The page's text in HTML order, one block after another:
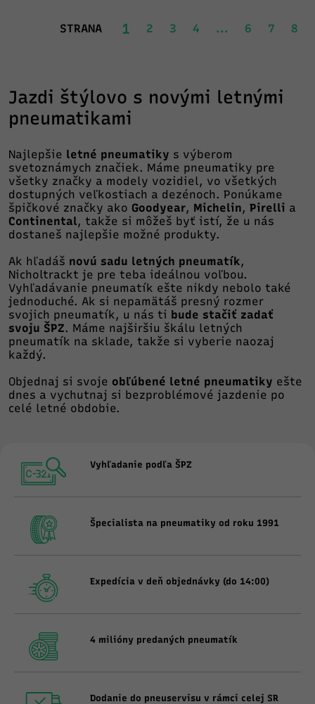
STRANA 1 2 3 4 ... 6 7 8
Jazdi štýlovo s novými letnými
pneumatikami
Najlepšie letné pneumatiky s výberom
svetoznámych značiek. Máme pneumatiky pre
všetky značky a modely vozidiel, vo všetkých
dostupných veľkostiach a dezénoch. Ponúkame
špičkové značky ako Goodyear, Michelin, Pirelli a
Continental, takže si môžeš byť istí, že u nás
dostaneš najlepšie možné produkty.
Ak hľadáš novú sadu letných pneumatík,
Nicholtrackt je pre teba ideálnou voľbou.
Vyhľadávanie pneumatík ešte nikdy nebolo také
jednoduché. Ak si nepamätáš presný rozmer
svojich pneumatík, u nás ti bude stačiť zadať
svoju ŠPZ. Máme najširšiu škálu letných
pneumatík na sklade, takže si vyberie naozaj
každý.
Objednaj si svoje obľúbené letné pneumatiky ešte
dnes a vychutnaj si bezproblémové jazdenie po
celé letné obdobie.
Vyhľadanie podľa ŠPZ
Špecialista na pneumatiky od roku 1991
Expedícia v deň objednávky (do 14:00)
4 milióny predaných pneumatík
Dodanie do pneuservisu v rámci celej SR